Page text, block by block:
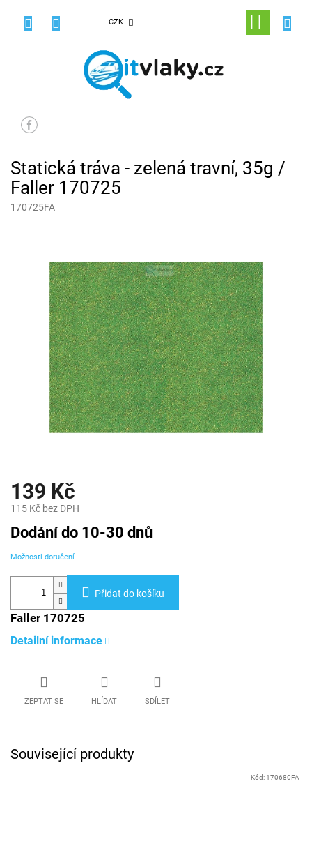
CZK
NÁKUPNÍ
KOŠÍK
Statická tráva - zelená travní, 35g /
Faller 170725
170725FA
139 Kč
115 Kč bez DPH
Měrná
cena:
Dodání do 10-30 dnů
Možnosti doručení
Přidat do košíku
Faller 170725
Detailní informace
ZEPTAT SE HLÍDAT SDÍLET
Související produkty
Kód: 170680FA